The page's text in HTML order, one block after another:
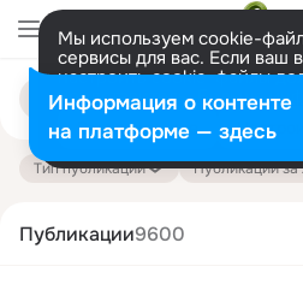
Мы используем cookie-
сервисы для вас. Если ваш
настроить cookie-файлы
представитель. Больше
Разрешить все
Поиск
публикациям
Тип публикации Публикации за
Публикации9600
Информация о контенте
на платформе — здесь